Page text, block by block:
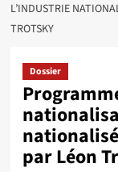
L’INDUSTRIE
TROTSKY
Dossier
par Léon